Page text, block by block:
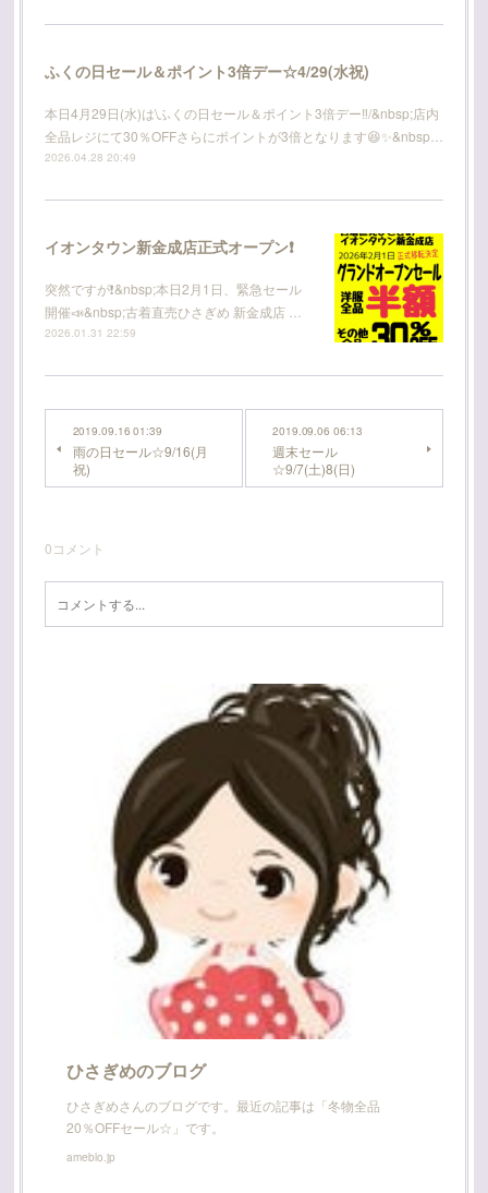
ふくの日セール＆ポイント3倍デー☆4/29(水祝)
本日4月29日(水)は\ふくの日セール＆ポイント3倍デー‼️/&nbsp;店内
全品レジにて30％OFFさらにポイントが3倍となります😆✨&nbsp…
2026.04.28 20:49
イオンタウン新金成店正式オープン❗
突然ですが❗️&nbsp;本日2月1日、緊急セール
開催📣&nbsp;古着直売ひさぎめ 新金成店 …
2026.01.31 22:59
2019.09.16 01:39
雨の日セール☆9/16(月
祝)
2019.09.06 06:13
週末セール
☆9/7(土)8(日)
0コメント
ひさぎめのブログ
ひさぎめさんのブログです。最近の記事は「冬物全品
20％OFFセール☆」です。
ameblo.jp